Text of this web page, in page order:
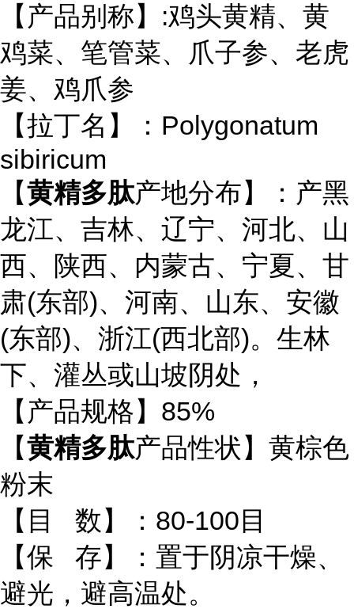
【产品别称】:鸡头黄精、黄
鸡菜、笔管菜、爪子参、老虎
姜、鸡爪参
【拉丁名】：Polygonatum
sibiricum
【黄精多肽产地分布】：产黑
龙江、吉林、辽宁、河北、山
西、陕西、内蒙古、宁夏、甘
肃(东部)、河南、山东、安徽
(东部)、浙江(西北部)。生林
下、灌丛或山坡阴处，
【产品规格】85%
【黄精多肽产品性状】黄棕色
粉末
【目 数】：80-100目
【保 存】：置于阴凉干燥、
避光，避高温处。